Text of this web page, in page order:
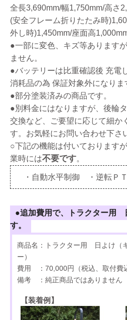
全長3,690mm/幅1,750mm/高さ
(安全フレーム折りたたみ時
外し時)1,450mm/座面高
●一部に変色、キズ等あります
ません。
●バッテリーは比重確認後 充電
消耗品の為 保証対象外になりま
●部分塗装済みの商品です。
●別料金にはなりますが、後輪
交換など、ご要望に応じて細か
す。お気軽にお問い合わせ下さ
○下記の機能は付いております
業時には不要です。
・自動水平制御 ・逆転Ｐ
●追加費用で、トラクター用
す。
商品名：トラクター用 日よけ（
ー）
費用 ：70,000円（税込、取付費
備考 ：純正商品ではありません
【装着例】